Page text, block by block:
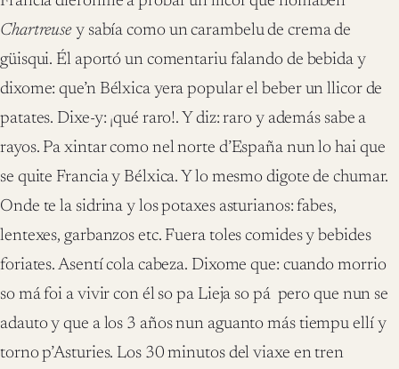
Chartreuse y sabía como un carambelu de crema de
güisqui. Él aportó un comentariu falando de bebida y
dixome: que’n Bélxica yera popular el beber un llicor de
patates. Dixe-y: ¡qué raro!. Y diz: raro y además sabe a
rayos. Pa xintar como nel norte d’España nun lo hai que
se quite Francia y Bélxica. Y lo mesmo digote de chumar.
Onde te la sidrina y los potaxes asturianos: fabes,
lentexes, garbanzos etc. Fuera toles comides y bebides
foriates. Asentí cola cabeza. Dixome que: cuando morrio
so má foi a vivir con él so pa Lieja so pá pero que nun se
adauto y que a los 3 años nun aguanto más tiempu ellí y
torno p’Asturies. Los 30 minutos del viaxe en tren